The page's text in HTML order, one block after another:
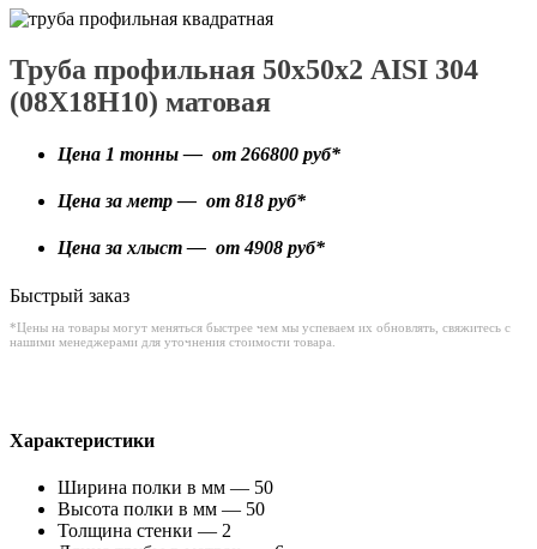
Труба профильная 50х50х2 AISI 304
(08Х18Н10) матовая
Цена 1 тонны — от 266800 руб*
Цена за метр — от 818 руб*
Цена за хлыст — от4908 руб*
Быстрый заказ
*Цены на товары могут меняться быстрее чем мы успеваем их обновлять, свяжитесь с
нашими менеджерами для уточнения стоимости товара.
Характеристики
Ширина полки в мм — 50
Высота полки в мм — 50
Толщина стенки — 2